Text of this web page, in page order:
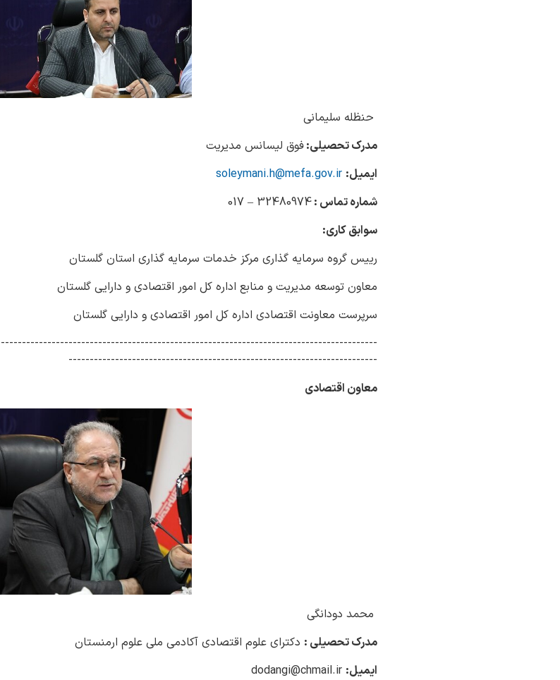
حنظله سلیمانی
مدرک تحصیلی:فوق لیسانس مدیریت
ایمیل: soleymani.h@mefa.gov.ir
شماره تماس :32480974 – 017
سوابق کاری:
رییس گروه سرمایه گذاری مرکز خدمات سرمایه گذاری استان گلستان
معاون توسعه مدیریت و منابع اداره کل امور اقتصادی و دارایی گلستان
سرپرست معاونت اقتصادی اداره کل امور اقتصادی و دارایی گلستان
-------------------------------------------------------------------------
معاون اقتصادی
محمد دودانگی
مدرک تحصیلی : دکترای علوم اقتصادی آکادمی ملی علوم ارمنستان
ایمیل: dodangi@chmail.ir